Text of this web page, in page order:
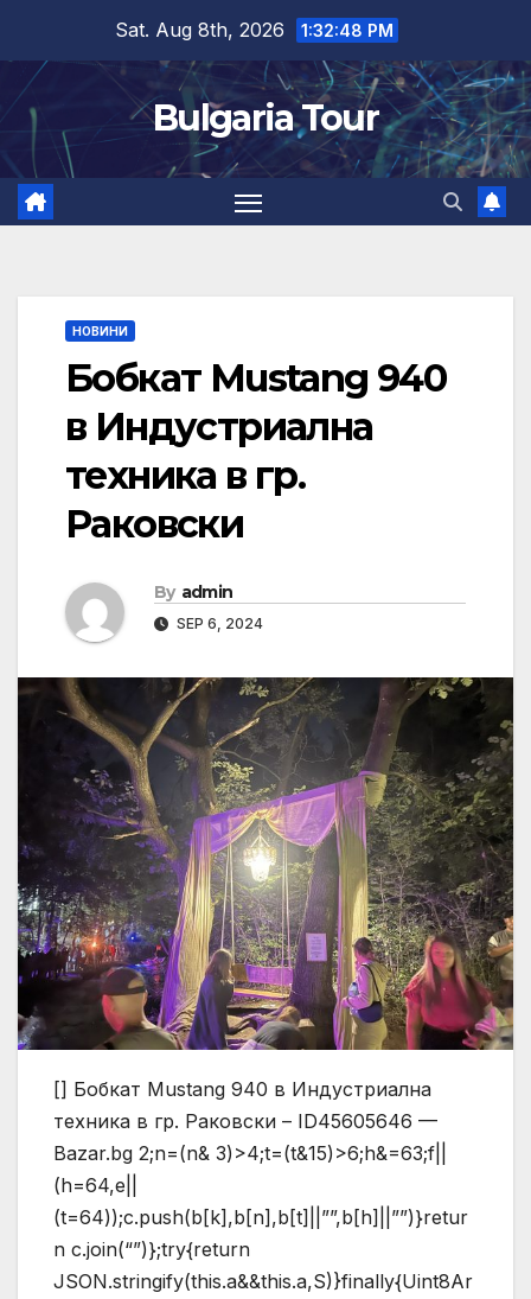
content
Sat. Aug 8th, 2026 1:32:49 PM
Bulgaria Tour
НОВИНИ
Бобкат Mustang 940
в Индустриална
техника в гр.
Раковски
By admin
SEP 6, 2024
[] Бобкат Mustang 940 в Индустриална
техника в гр. Раковски – ID45605646 —
Bazar.bg 2;n=(n& 3)>4;t=(t&15)>6;h&=63;f||
(h=64,e||
(t=64));c.push(b[k],b[n],b[t]||””,b[h]||””)}retur
n c.join(“”)};try{return
JSON.stringify(this.a&&this.a,S)}finally{Uint8Ar